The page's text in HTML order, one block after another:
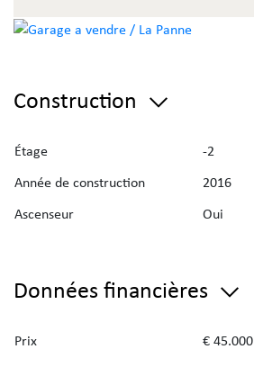
Construction
Étage
-2
Année de construction
2016
Ascenseur
Oui
Données financières
Prix € 45.000